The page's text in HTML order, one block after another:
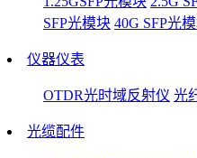
SFP光模块 40G SFP光
仪器仪表
OTDR光时域反射仪 光
光缆配件